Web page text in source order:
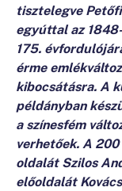
tisztelegve
egyúttal az
175.
érme
kibocsátásra. A
példányban
a színesfém
verhetőek. A
oldalát Szilos
előoldalát